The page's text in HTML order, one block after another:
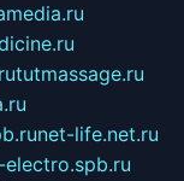
tutmassage.ru
net-life.net.ru